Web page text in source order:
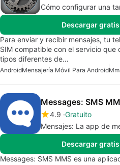
Cómo configurar una
Descargar
Para enviar y recibir mensajes, tu
SIM compatible con el servicio que
tipos diferentes de…
AndroidMensajería Móvil Para Android
Messages: SMS
4.9 Gratuito
Mensajes: La app de
Descargar
Messages: SMS MMS es una